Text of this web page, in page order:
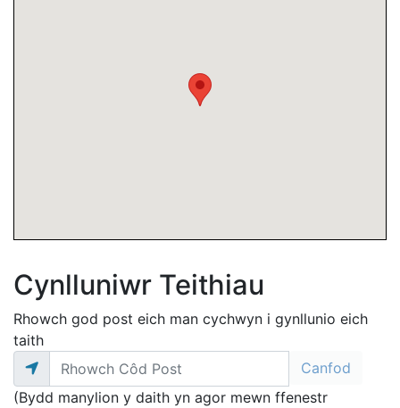
Cynlluniwr Teithiau
Rhowch god post eich man cychwyn i gynllunio eich
taith
(Bydd manylion y daith yn agor mewn ffenestr